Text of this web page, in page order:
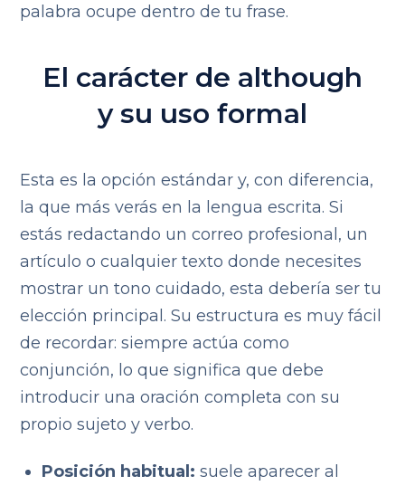
palabra ocupe dentro de tu frase.
El carácter de although
y su uso formal
Esta es la opción estándar y, con diferencia,
la que más verás en la lengua escrita. Si
estás redactando un correo profesional, un
artículo o cualquier texto donde necesites
mostrar un tono cuidado, esta debería ser tu
elección principal. Su estructura es muy fácil
de recordar: siempre actúa como
conjunción, lo que significa que debe
introducir una oración completa con su
propio sujeto y verbo.
Posición habitual: suele aparecer al